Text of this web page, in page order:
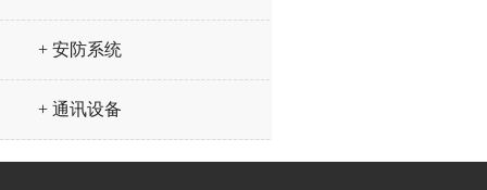
+ 安防系统
+ 通讯设备